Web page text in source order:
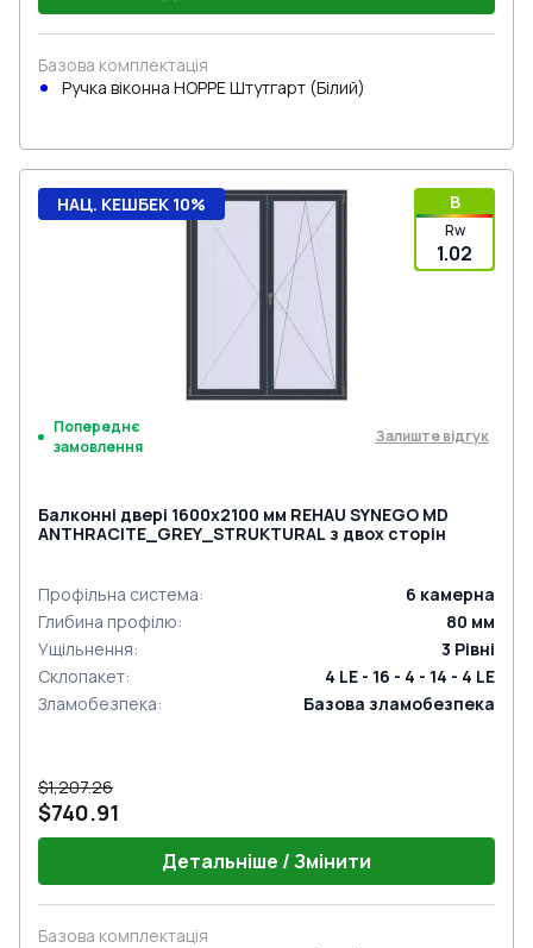
Базова комплектація
Ручка віконна HOPPE Штутгарт (Білий)
B
Rw
1.02
НАЦ. КЕШБЕК 10%
Попереднє
замовлення
Залиште відгук
Балконні двері 1600x2100 мм REHAU SYNEGO MD
ANTHRACITE_GREY_STRUKTURAL з двох сторін
Профільна система: 6 камерна
Глибина профілю: 80 мм
Ущільнення: 3 Рівні
Склопакет:
4 LE - 16 - 4 - 14 - 4 LE
Зламобезпека: Базова зламобезпека
$1,207.26
$740.91
Детальніше / Змінити
Базова комплектація